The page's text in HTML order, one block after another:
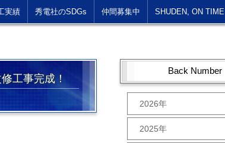
実績 秀電社のSDGs 仲間募集中 SHUDEN, ON TIME
工事完成！
Back Number
2026年
1月 (1)
2025年